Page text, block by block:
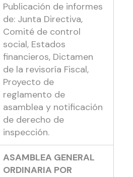
Publicación de informes
de: Junta Directiva,
Comité de control
social, Estados
financieros, Dictamen
de la revisoría Fiscal,
Proyecto de
reglamento de
asamblea y notificación
de derecho de
inspección.
ASAMBLEA GENERAL
ORDINARIA POR